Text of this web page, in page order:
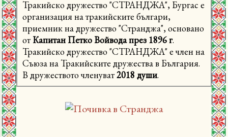
Тракийско дружество "СТРАНДЖА", Бургас е
организация на тракийските българи,
приемник на дружество "Странджа", основано
от Капитан Петко Войвода през 1896 г.
Тракийско дружество "СТРАНДЖА" е член на
Съюза на Тракийските дружества в България.
В дружеството членуват2018 души.